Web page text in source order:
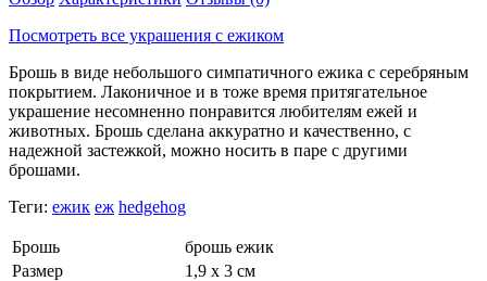
Посмотреть все украшения с ежиком
Брошь в виде небольшого симпатичного ежика с серебряным
покрытием. Лаконичное и в тоже время притягательное
украшение несомненно понравится любителям ежей и
животных. Брошь сделана аккуратно и качественно, с
надежной застежкой, можно носить в паре с другими
брошами.
Теги: ежик еж hedgehog
Брошь
брошь ежик
Размер
1,9 х 3 см